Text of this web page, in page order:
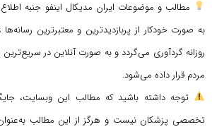
مطالب و موضوعات ایران مدیکال اینفو جنبه
به صورت خودکار از پربازدیدترین و معتبرترین
روزانه گردآوری می‌گردد و به صورت آنلاین در
مردم قرار داده می‌شود.
توجه داشته باشید که مطالب این وبسایت،
تخصصی پزشکان نیست و هرگز از این مطالب